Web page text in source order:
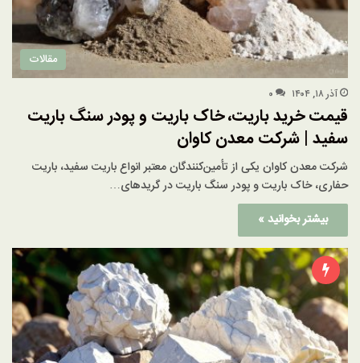
مقالات
آذر ۱۸, ۱۴۰۴ ۰
قیمت خرید باریت، خاک باریت و پودر سنگ باریت
سفید | شرکت معدن کاوان
شرکت معدن کاوان یکی از تأمین‌کنندگان معتبر انواع باریت سفید، باریت
حفاری، خاک باریت و پودر سنگ باریت در گریدهای…
بیشتر بخوانید »